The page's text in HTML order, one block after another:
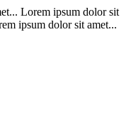
Lorem ipsum dolor sit
ipsum dolor sit amet...